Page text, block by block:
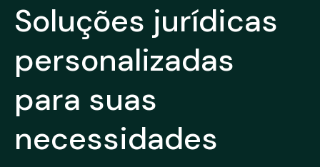
Soluções jurídicas
personalizadas
para suas
necessidades